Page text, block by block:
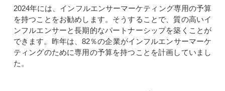
2024年には、インフルエンサーマーケティング専用の予算
を持つことをお勧めします。そうすることで、質の高いイ
ンフルエンサーと長期的なパートナーシップを築くことが
できます。昨年は、82％の企業がインフルエンサーマーケ
ティングのために専用の予算を持つことを計画していまし
た。